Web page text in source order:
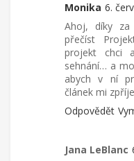
Monika 6.
Ahoj, díky
přečíst
projekt chci
sehnání… a
abych v ní
článek mi
Odpovědět
Jana LeBlanc